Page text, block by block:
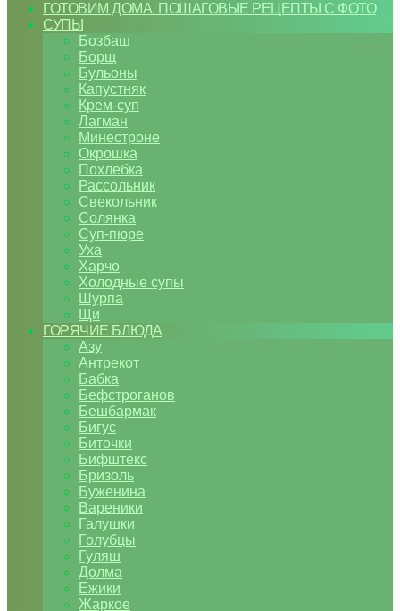
ГОТОВИМ ДОМА. ПОШАГОВЫЕ РЕЦЕПТЫ С ФОТО
СУПЫ
Бозбаш
Борщ
Бульоны
Капустняк
Крем-суп
Лагман
Минестроне
Окрошка
Похлебка
Рассольник
Свекольник
Солянка
Суп-пюре
Уха
Харчо
Холодные супы
Шурпа
Щи
ГОРЯЧИЕ БЛЮДА
Азу
Антрекот
Бабка
Бефстроганов
Бешбармак
Бигус
Биточки
Бифштекс
Бризоль
Буженина
Вареники
Галушки
Голубцы
Гуляш
Долма
Ежики
Жаркое